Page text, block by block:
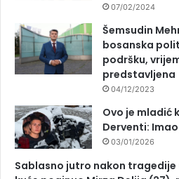
07/02/2024
Šemsudin
bosanska
podršku,
predstavljena
04/12/2023
Ovo je mladić
Derventi:
03/01/2026
Sablasno jutro nakon tragedije